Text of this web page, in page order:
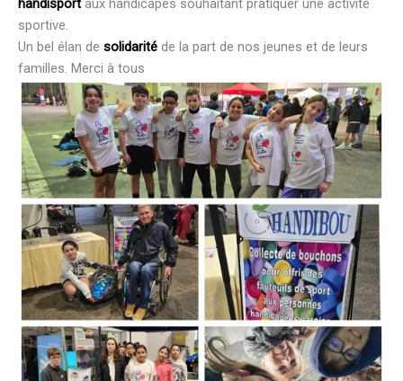
handisportaux handicapés souhaitant pratiquer une activité
sportive.
Un bel élan de solidarité de la part de nos jeunes et de leurs
familles. Merci à tous